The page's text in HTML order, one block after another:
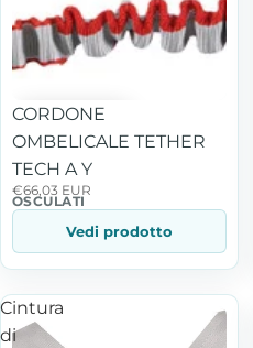
CORDONE
OMBELICALE TETHER
TECH A Y
€66,03 EUR
OSCULATI
Vedi prodotto
Cintura
di